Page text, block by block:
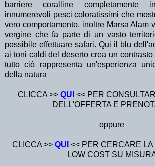
barriere coralline completamente
innumerevoli pesci coloratissimi che
vero comportamento, inoltre Marsa Alam
vergine che fa parte di un vasto
possibile effettuare safari. Qui il blu
ai toni caldi del deserto crea un
tutto ciò rappresenta un'esperienza
della natura
CLICCA >> QUI << PER
DELL'OFFERTA E
oppure
CLICCA >> QUI << PER CERCARE
LOW COST SU